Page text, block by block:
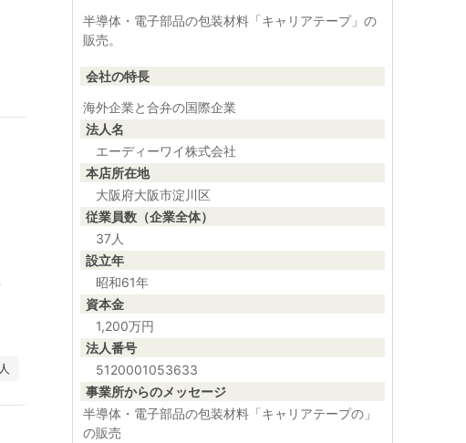
半導体・電子部品の包装材料「キャリアテープ」の
販売。
会社の特長
海外企業と合弁の国際企業
法人名
エーディーワイ株式会社
本店所在地
大阪府大阪市淀川区
従業員数（企業全体）
37人
設立年
昭和61年
資本金
1,200万円
法人番号
5120001053633
事業所からのメッセージ
半導体・電子部品の包装材料「キャリアテープの」
の販売